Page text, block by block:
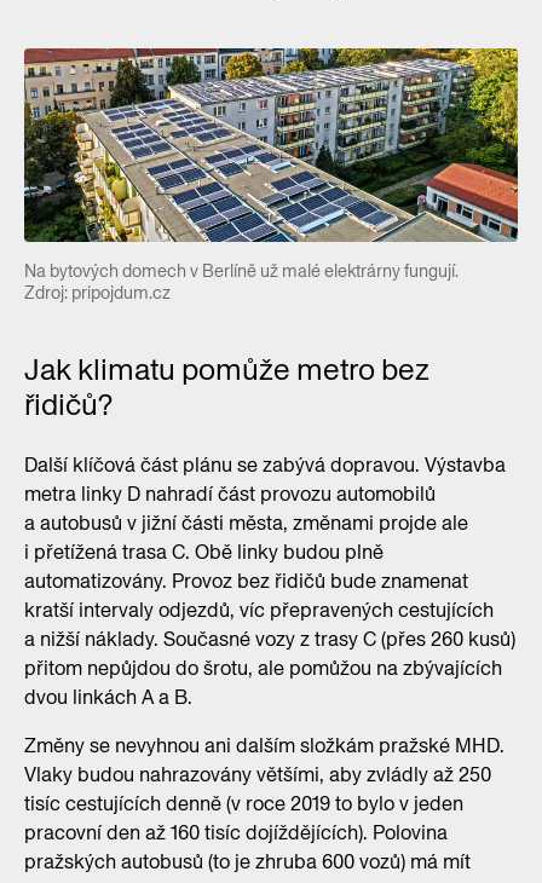
Na bytových domech v Berlíně už malé elektrárny fungují.
Zdroj: pripojdum.cz
Jak klimatu pomůže metro bez
řidičů?
Další klíčová část plánu se zabývá dopravou. Výstavba
metra linky D nahradí část provozu automobilů
a autobusů v jižní části města, změnami projde ale
i přetížená trasa C. Obě linky budou plně
automatizovány. Provoz bez řidičů bude znamenat
kratší intervaly odjezdů, víc přepravených cestujících
a nižší náklady. Současné vozy z trasy C (přes 260 kusů)
přitom nepůjdou do šrotu, ale pomůžou na zbývajících
dvou linkách A a B.
Změny se nevyhnou ani dalším složkám pražské MHD.
Vlaky budou nahrazovány většími, aby zvládly až 250
tisíc cestujících denně (v roce 2019 to bylo v jeden
pracovní den až 160 tisíc dojíždějících). Polovina
pražských autobusů (to je zhruba 600 vozů) má mít